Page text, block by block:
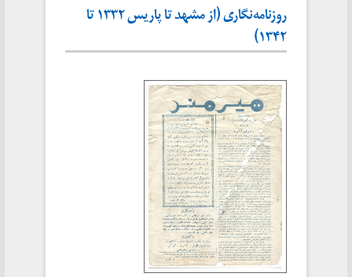
روزنامه‌نگاری (از مشهد تا پاریس ۱۳۳۲ تا
۱۳۴۲)